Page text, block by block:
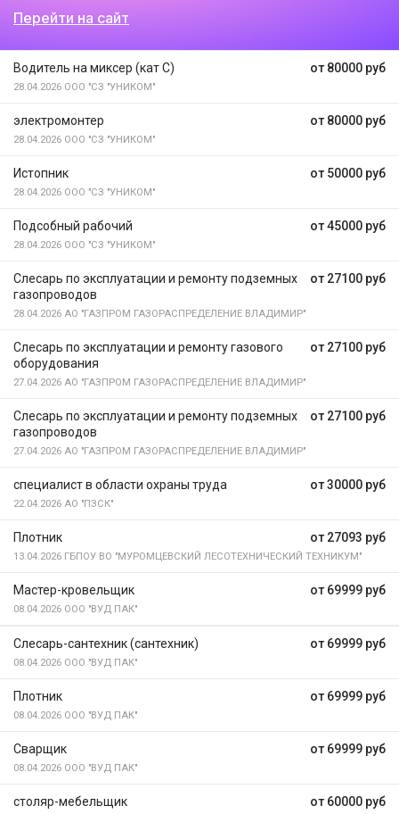
Перейти на сайт
от 80000 руб
Водитель на миксер (кат С)
28.04.2026 ООО "СЗ "УНИКОМ"
от 80000 руб
электромонтер
28.04.2026 ООО "СЗ "УНИКОМ"
от 50000 руб
Истопник
28.04.2026 ООО "СЗ "УНИКОМ"
от 45000 руб
Подсобный рабочий
28.04.2026 ООО "СЗ "УНИКОМ"
от 27100 руб
Слесарь по эксплуатации и ремонту подземных
газопроводов
28.04.2026 АО "ГАЗПРОМ ГАЗОРАСПРЕДЕЛЕНИЕ ВЛАДИМИР"
от 27100 руб
Слесарь по эксплуатации и ремонту газового
оборудования
27.04.2026 АО "ГАЗПРОМ ГАЗОРАСПРЕДЕЛЕНИЕ ВЛАДИМИР"
от 27100 руб
Слесарь по эксплуатации и ремонту подземных
газопроводов
27.04.2026 АО "ГАЗПРОМ ГАЗОРАСПРЕДЕЛЕНИЕ ВЛАДИМИР"
от 30000 руб
специалист в области охраны труда
22.04.2026 АО "ПЗСК"
от 27093 руб
Плотник
13.04.2026 ГБПОУ ВО "МУРОМЦЕВСКИЙ ЛЕСОТЕХНИЧЕСКИЙ ТЕХНИКУМ"
от 69999 руб
Мастер-кровельщик
08.04.2026 ООО "ВУД ПАК"
от 69999 руб
Слесарь-сантехник (сантехник)
08.04.2026 ООО "ВУД ПАК"
от 69999 руб
Плотник
08.04.2026 ООО "ВУД ПАК"
от 69999 руб
Сварщик
08.04.2026 ООО "ВУД ПАК"
от 60000 руб
столяр-мебельщик